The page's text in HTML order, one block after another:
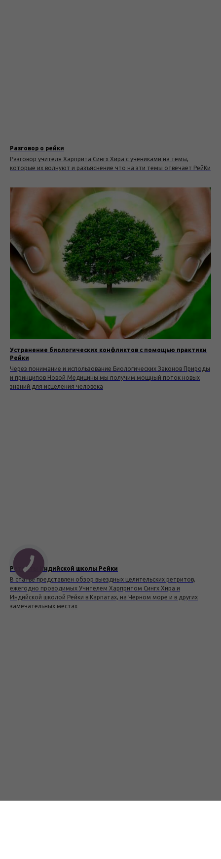
Разговор о рейки
Разговор учителя Харприта Сингх Хира с учениками на темы,
которые их волнуют и разъяснение что на эти темы отвечает РейКи
Устранение биологических конфликтов с помощью практики
Рейки
Через понимание и использование Биологических Законов Природы
и принципов Новой Медицины мы получим мощный поток новых
знаний для исцеления человека
Ретриты Индийской школы Рейки
В статье представлен обзор выездных целительских ретритов,
ежегодно проводимых Учителем Харпритом Сингх Хира и
Индийской школой Рейки в Карпатах, на Черном море и в других
замечательных местах